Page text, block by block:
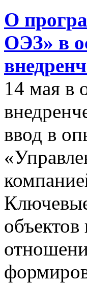
О
ОЭЗ» в
14 мая в
ввод в